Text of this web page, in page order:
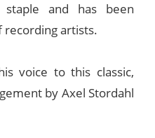
staple and has been
recording artists.
voice to this classic,
by Axel Stordahl